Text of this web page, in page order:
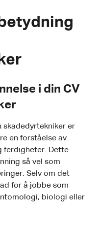
i din CV
skadedyrtekniker er
en forståelse av
ferdigheter. Dette
så vel som
Selv om det
for å jobbe som
biologi eller